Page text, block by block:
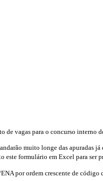
de vagas para o concurso interno
muito longe das apuradas
este formulário em Excel para ser
por ordem crescente de código